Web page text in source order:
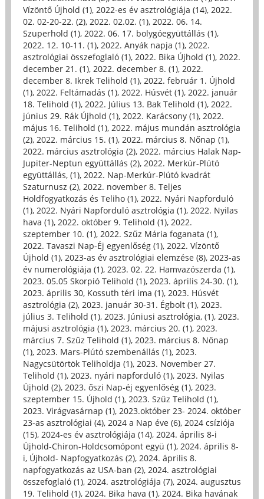
Vízöntő Újhold (1), 2022-es év asztrológiája (14), 2022.
02. 02-20-22. (2), 2022. 02.02. (1), 2022. 06. 14.
Szuperhold (1), 2022. 06. 17. bolygóegyüttállás (1),
2022. 12. 10-11. (1), 2022. Anyák napja (1), 2022.
asztrológiai összefoglaló (1), 2022. Bika Újhold (1), 2022.
december 21. (1), 2022. december 8. (1), 2022.
december 8. Ikrek Telihold (1), 2022. február 1. Újhold
(1), 2022. Feltámadás (1), 2022. Húsvét (1), 2022. január
18. Telihold (1), 2022. Július 13. Bak Telihold (1), 2022.
június 29. Rák Újhold (1), 2022. Karácsony (1), 2022.
május 16. Telihold (1), 2022. május mundán asztrológia
(2), 2022. március 15. (1), 2022. március 8. Nőnap (1),
2022. március asztrológia (2), 2022. március Halak Nap-
Jupiter-Neptun együttállás (2), 2022. Merkúr-Plútó
együttállás, (1), 2022. Nap-Merkúr-Plútó kvadrát
Szaturnusz (2), 2022. november 8. Teljes
Holdfogyatkozás és Teliho (1), 2022. Nyári Napforduló
(1), 2022. Nyári Napforduló asztrológia (1), 2022. Nyilas
hava (1), 2022. október 9. Telihold (1), 2022.
szeptember 10. (1), 2022. Szűz Mária foganata (1),
2022. Tavaszi Nap-Éj egyenlőség (1), 2022. Vízöntő
Újhold (1), 2023-as év asztrológiai elemzése (8), 2023-as
év numerológiája (1), 2023. 02. 22. Hamvazószerda (1),
2023. 05.05 Skorpió Telihold (1), 2023. április 24-30. (1),
2023. április 30, Kossuth téri ima (1), 2023. Húsvét
asztrológia (2), 2023. január 30-31. Égbolt (1), 2023.
július 3. Telihold (1), 2023. Júniusi asztrológia, (1), 2023.
májusi asztrológia (1), 2023. március 20. (1), 2023.
március 7. Szűz Telihold (1), 2023. március 8. Nőnap
(1), 2023. Mars-Plútó szembenállás (1), 2023.
Nagycsütörtök Teliholdja (1), 2023. November 27.
Telihold (1), 2023. nyári napforduló (1), 2023. Nyilas
Újhold (2), 2023. őszi Nap-éj egyenlőség (1), 2023.
szeptember 15. Újhold (1), 2023. Szűz Telihold (1),
2023. Virágvasárnap (1), 2023.október 23- 2024. október
23-as asztrológiai (4), 2024 a Nap éve (6), 2024 csíziója
(15), 2024-es év asztrológiája (14), 2024. április 8-i
Újhold-Chiron-Holdcsomópont együ (1), 2024. április 8-
i, Újhold- Napfogyatkozás (2), 2024. április 8.
napfogyatkozás az USA-ban (2), 2024. asztrológiai
összefoglaló (1), 2024. asztrológiája (7), 2024. augusztus
19. Telihold (1), 2024. Bika hava (1), 2024. Bika havának